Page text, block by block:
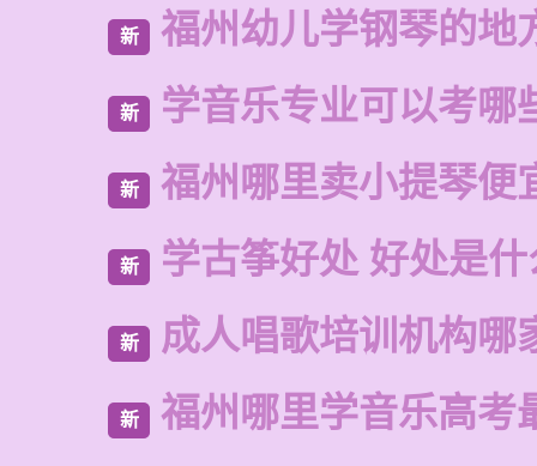
新 福州幼儿学钢琴的地
新 学音乐专业可以考哪
新 福州哪里卖小提琴便
新 学古筝好处 好处是什
新 成人唱歌培训机构哪
新 福州哪里学音乐高考